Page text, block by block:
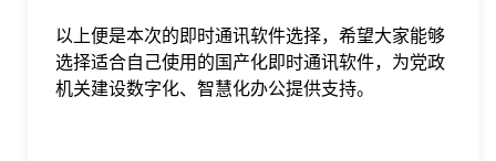
以上便是本次的即时通讯软件选择，希望大家能够
选择适合自己使用的国产化即时通讯软件，为党政
机关建设数字化、智慧化办公提供支持。